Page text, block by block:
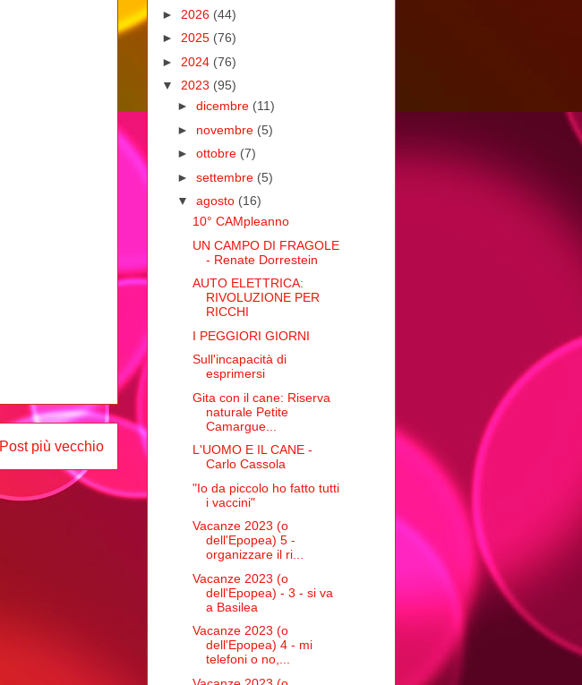
Post più vecchio
► 2026 (44)
► 2025 (76)
► 2024 (76)
▼ 2023 (95)
► dicembre (11)
► novembre (5)
► ottobre (7)
► settembre (5)
▼ agosto (16)
10° CAMpleanno
UN CAMPO DI FRAGOLE
- Renate Dorrestein
AUTO ELETTRICA:
RIVOLUZIONE PER
RICCHI
I PEGGIORI GIORNI
Sull'incapacità di
esprimersi
Gita con il cane: Riserva
naturale Petite
Camargue...
L'UOMO E IL CANE -
Carlo Cassola
"Io da piccolo ho fatto tutti
i vaccini"
Vacanze 2023 (o
dell'Epopea) 5 -
organizzare il ri...
Vacanze 2023 (o
dell'Epopea) - 3 - si va
a Basilea
Vacanze 2023 (o
dell'Epopea) 4 - mi
telefoni o no,...